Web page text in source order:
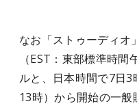
なお「ストゥーディオ
（EST：東部標準時
ルと、日本時間で7日
13時）から開始の一